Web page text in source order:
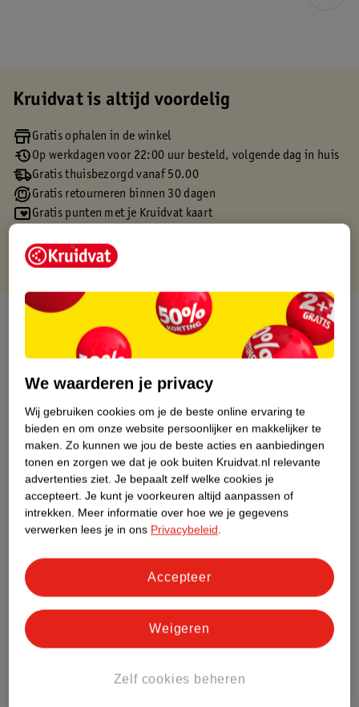
Kruidvat is altijd voordelig
Gratis ophalen in de winkel
Op werkdagen voor 22:00 uur besteld, volgende dag in huis
Gratis thuisbezorgd vanaf 50.00
Gratis retourneren binnen 30 dagen
Gratis punten met je Kruidvat kaart
Over dit product
Productinformatie
Etiketinformatie
Nature Impact Score
Dit product heeft (nog) geen Nature
Impact Score.
Meer informatie
Bestel & Bezorginformatie
Bekijk ook
We waarderen je privacy
Wij gebruiken cookies om je de beste online ervaring te
bieden en om onze website persoonlijker en makkelijker te
maken. Zo kunnen we jou de beste acties en aanbiedingen
tonen en zorgen we dat je ook buiten Kruidvat.nl relevante
advertenties ziet. Je bepaalt zelf welke cookies je
accepteert. Je kunt je voorkeuren altijd aanpassen of
intrekken. Meer informatie over hoe we je gegevens
verwerken lees je in ons Privacybeleid.
Zelf cookies beheren
Weigeren
Accepteer